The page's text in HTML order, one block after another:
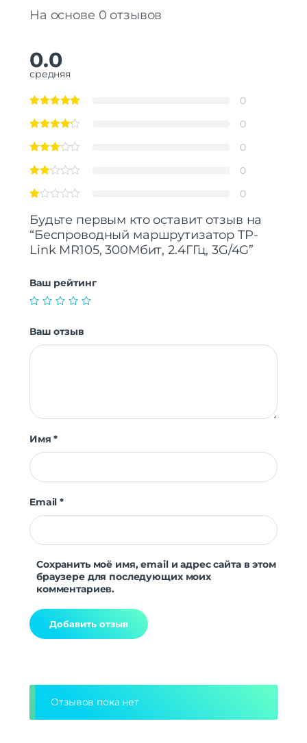
На основе 0 отзывов
0.0
средняя
0
0
0
0
0
Будьте первым кто оставит отзыв на
“Беспроводный маршрутизатор TP-
Link MR105, 300Мбит, 2.4ГГц, 3G/4G”
Ваш рейтинг
Ваш отзыв
Имя*
Email*
Сохранить моё имя, email и адрес сайта в этом
браузере для последующих моих
комментариев.
Отзывов пока нет